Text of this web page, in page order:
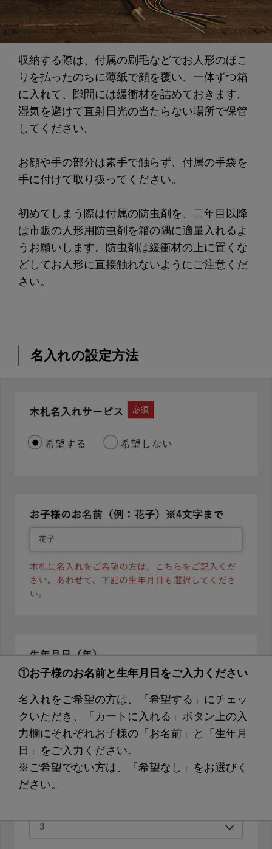
収納する際は、付属の刷毛などでお人形のほこ
りを払ったのちに薄紙で顔を覆い、一体ずつ箱
に入れて、隙間には緩衝材を詰めておきます。
湿気を避けて直射日光の当たらない場所で保管
してください。
お顔や手の部分は素手で触らず、付属の手袋を
手に付けて取り扱ってください。
初めてしまう際は付属の防虫剤を、二年目以降
は市販の人形用防虫剤を箱の隅に適量入れるよ
うお願いします。防虫剤は緩衝材の上に置くな
どしてお人形に直接触れないようにご注意くだ
さい。
名入れの設定方法
①お子様のお名前と生年月日をご入力ください
名入れをご希望の方は、「希望する」にチェッ
クいただき、「カートに入れる」ボタン上の入
力欄にそれぞれお子様の「お名前」と「生年月
日」をご入力ください。
※ご希望でない方は、「希望なし」をお選びく
ださい。